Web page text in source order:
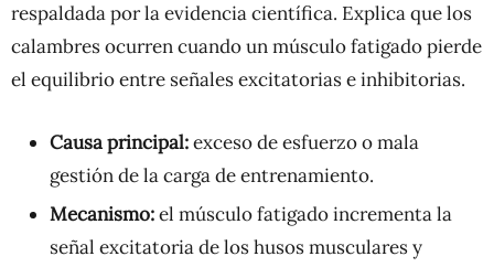
respaldada por la evidencia científica. Explica que los
calambres ocurren cuando un músculo fatigado pierde
el equilibrio entre señales excitatorias e inhibitorias.
Causa principal:exceso de esfuerzo o mala
gestión de la carga de entrenamiento.
Mecanismo:el músculo fatigado incrementa la
señal excitatoria de los husos musculares y